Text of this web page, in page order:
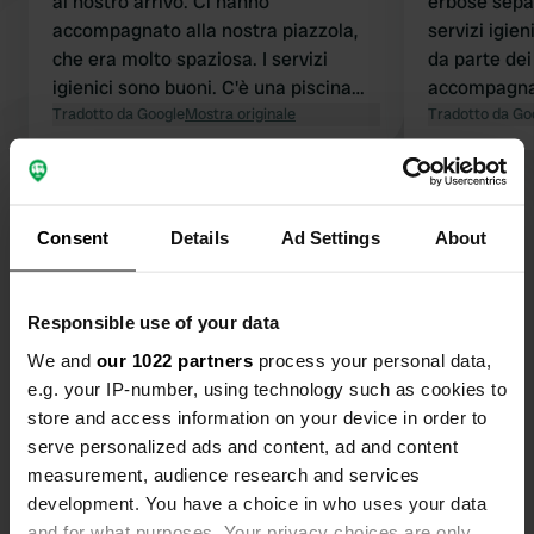
Consent Details Ad Settings About
Responsible use of your data
We and our 1022 partners process your personal data,
e.g. your IP-number, using technology such as cookies to
store and access information on your device in order to
serve personalized ads and content, ad and content
measurement, audience research and services
development. You have a choice in who uses your data
accompagnato alla nostra piazzola,
che era molto spaziosa. I servizi
igienici sono buoni. C'è una piscina
con lettini prendisole. Routen è una
bellissima città nei dintorni, da
Tradotto da GoogleMostra originale
servizi
da parte
mia
lettini e
Ottimo
inclusi
Tradotto da
Contatto
Posizione